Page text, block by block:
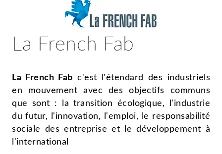
La French Fab
La French Fab c'est l'étendard des industriels
en mouvement avec des objectifs communs
que sont : la transition écologique, l'industrie
du futur, l'innovation, l'emploi, le responsabilité
sociale des entreprise et le développement à
l'international